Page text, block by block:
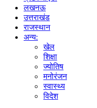
लखनऊ
उत्तराखंड
राजस्थान
अन्य:
खेल
शिक्षा
ज्योतिष
मनोरंजन
स्वास्थ्य
विदेश